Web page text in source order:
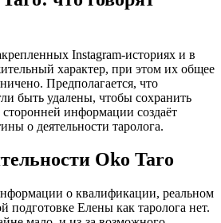
Instagram-историях и в
характер, при этом их общее
Предполагается, что
быть удалены, чтобы сохранить
информации создаёт
о деятельности таролога.
Oko Taro
о квалификации, реальном
подготовке Елены как таролога нет.